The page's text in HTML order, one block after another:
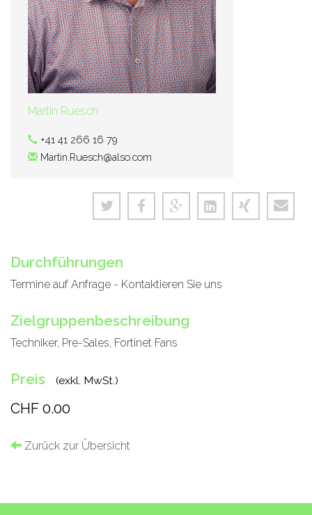
Martin Ruesch
+41 41 266 16 79
Martin.Ruesch@also.com
Durchführungen
Termine auf Anfrage - Kontaktieren Sie uns
Zielgruppenbeschreibung
Techniker, Pre-Sales, Fortinet Fans
Preis (exkl. MwSt.)
CHF 0.00
Zurück zur Übersicht